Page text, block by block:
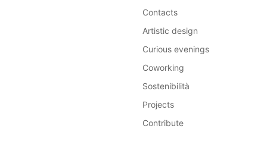
Contacts
Artistic design
Curious evenings
Coworking
Sostenibilità
Projects
Contribute